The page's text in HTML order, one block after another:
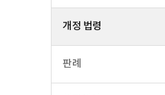
개정 법령
판례